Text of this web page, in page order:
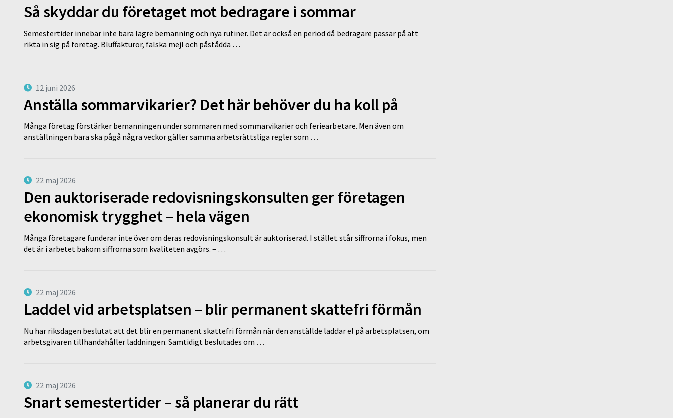
Så skyddar du företaget mot bedragare i sommar
Semestertider innebär inte bara lägre bemanning och nya rutiner. Det är också en period då bedragare passar på att
rikta in sig på företag. Bluffakturor, falska mejl och påstådda …
12 juni 2026
Anställa sommarvikarier? Det här behöver du ha koll på
Många företag förstärker bemanningen under sommaren med sommarvikarier och feriearbetare. Men även om
anställningen bara ska pågå några veckor gäller samma arbetsrättsliga regler som …
22 maj 2026
Den auktoriserade redovisningskonsulten ger företagen
ekonomisk trygghet – hela vägen
Många företagare funderar inte över om deras redovisningskonsult är auktoriserad. I stället står siffrorna i fokus, men
det är i arbetet bakom siffrorna som kvaliteten avgörs. – …
22 maj 2026
Laddel vid arbetsplatsen – blir permanent skattefri förmån
Nu har riksdagen beslutat att det blir en permanent skattefri förmån när den anställde laddar el på arbetsplatsen, om
arbetsgivaren tillhandahåller laddningen. Samtidigt beslutades om …
22 maj 2026
Snart semestertider – så planerar du rätt